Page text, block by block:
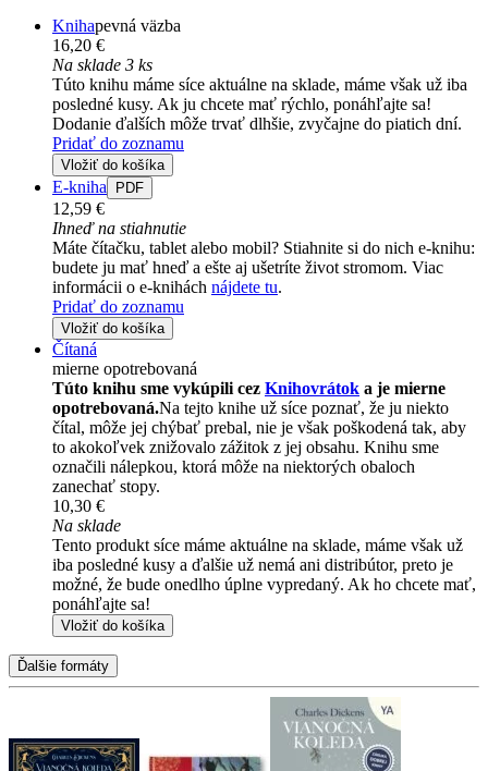
Knihapevná väzba
16,20 €
Na sklade 3 ks
Túto knihu máme síce aktuálne na sklade, máme však už iba
posledné kusy. Ak ju chcete mať rýchlo, ponáhľajte sa!
Dodanie ďalších môže trvať dlhšie, zvyčajne do piatich dní.
Pridať do zoznamu
Vložiť do košíka
E-kniha PDF
12,59 €
Ihneď na stiahnutie
Máte čítačku, tablet alebo mobil? Stiahnite si do nich e-knihu:
budete ju mať hneď a ešte aj ušetríte život stromom. Viac
informácii o e-knihách nájdete tu.
Pridať do zoznamu
Vložiť do košíka
Čítaná
mierne opotrebovaná
Túto knihu sme vykúpili cez Knihovrátok a je mierne
opotrebovaná.Na tejto knihe už síce poznať, že ju niekto
čítal, môže jej chýbať prebal, nie je však poškodená tak, aby
to akokoľvek znižovalo zážitok z jej obsahu. Knihu sme
označili nálepkou, ktorá môže na niektorých obaloch
zanechať stopy.
10,30 €
Na sklade
Tento produkt síce máme aktuálne na sklade, máme však už
iba posledné kusy a ďalšie už nemá ani distribútor, preto je
možné, že bude onedlho úplne vypredaný. Ak ho chcete mať,
ponáhľajte sa!
Vložiť do košíka
Ďalšie formáty